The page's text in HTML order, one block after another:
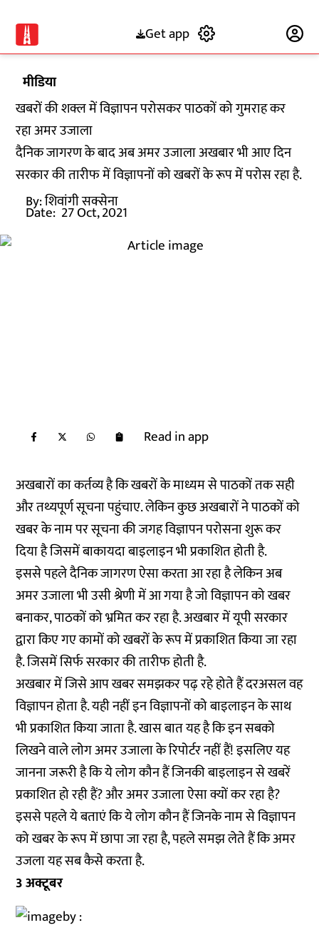
Get app
मीडिया
खबरों की शक्ल में विज्ञापन परोसकर पाठकों को गुमराह कर
रहा अमर उजाला
दैनिक जागरण के बाद अब अमर उजाला अखबार भी आए दिन
सरकार की तारीफ में विज्ञापनों को खबरों के रूप में परोस रहा है.
By:शिवांगी सक्सेना
Date: 27 Oct, 2021
Read in app
अखबारों का कर्तव्य है कि खबरों के माध्यम से पाठकों तक सही
और तथ्यपूर्ण सूचना पहुंचाए. लेकिन कुछ अखबारों ने पाठकों को
खबर के नाम पर सूचना की जगह विज्ञापन परोसना शुरू कर
दिया है जिसमें बाकायदा बाइलाइन भी प्रकाशित होती है.
इससे पहले दैनिक जागरण ऐसा करता आ रहा है लेकिन अब
अमर उजाला भी उसी श्रेणी में आ गया है जो विज्ञापन को खबर
बनाकर, पाठकों को भ्रमित कर रहा है. अखबार में यूपी सरकार
द्वारा किए गए कामों को खबरों के रूप में प्रकाशित किया जा रहा
है. जिसमें सिर्फ सरकार की तारीफ होती है.
अखबार में जिसे आप खबर समझकर पढ़ रहे होते हैं दरअसल वह
विज्ञापन होता है. यही नहीं इन विज्ञापनों को बाइलाइन के साथ
भी प्रकाशित किया जाता है. खास बात यह है कि इन सबको
लिखने वाले लोग अमर उजाला के रिपोर्टर नहीं हैं! इसलिए यह
जानना जरूरी है कि ये लोग कौन हैं जिनकी बाइलाइन से खबरें
प्रकाशित हो रही हैं? और अमर उजाला ऐसा क्यों कर रहा है?
इससे पहले ये बताएं कि ये लोग कौन हैं जिनके नाम से विज्ञापन
को खबर के रूप में छापा जा रहा है, पहले समझ लेते हैं कि अमर
उजला यह सब कैसे करता है.
3 अक्टूबर